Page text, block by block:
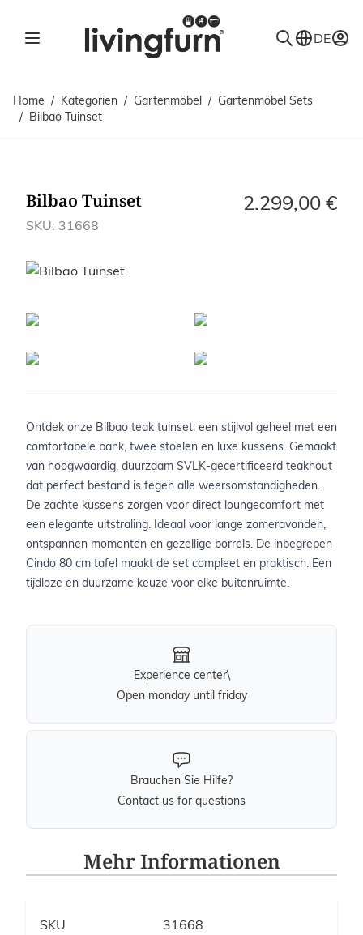
DE
Home / Kategorien / Gartenmöbel / Gartenmöbel Sets
/ Bilbao Tuinset
Bilbao Tuinset 2.299,00 €
SKU: 31668
Bilder
Ontdek onze Bilbao teak tuinset: een stijlvol geheel met een
comfortabele bank, twee stoelen en luxe kussens. Gemaakt
van hoogwaardig, duurzaam SVLK-gecertificeerd teakhout
dat perfect bestand is tegen alle weersomstandigheden.
De zachte kussens zorgen voor direct loungecomfort met
een elegante uitstraling. Ideaal voor lange zomeravonden,
ontspannen momenten en gezellige borrels. De inbegrepen
Cindo 80 cm tafel maakt de set compleet en praktisch. Een
tijdloze en duurzame keuze voor elke buitenruimte.
Experience center\
Open monday until friday
Brauchen Sie Hilfe?
Contact us for questions
Mehr Informationen
SKU 31668